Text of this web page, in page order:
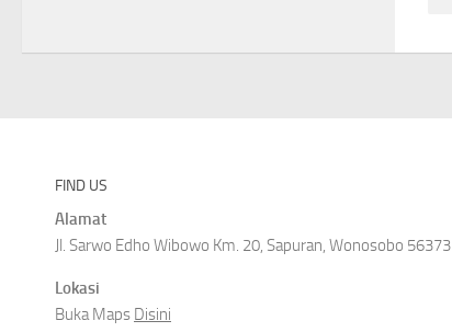
FIND US
Alamat
Jl. Sarwo Edho Wibowo Km. 20, Sapuran, Wonosobo 56373
Lokasi
Buka Maps Disini